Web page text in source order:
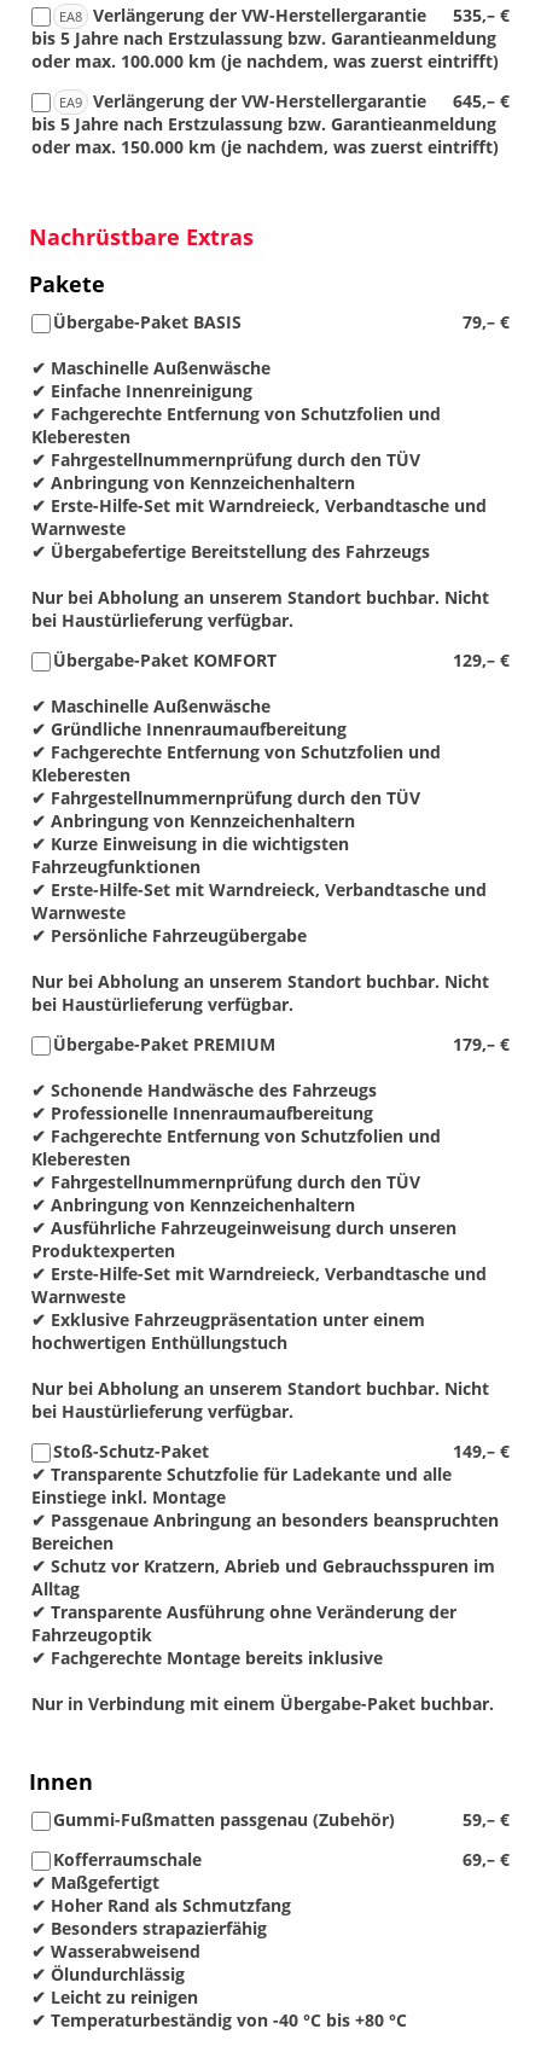
EA8 535,– €
Verlängerung der VW-Herstellergarantie
bis 5 Jahre nach Erstzulassung bzw. Garantieanmeldung
oder max. 100.000 km (je nachdem, was zuerst eintrifft)
EA9 645,– €
Verlängerung der VW-Herstellergarantie
bis 5 Jahre nach Erstzulassung bzw. Garantieanmeldung
oder max. 150.000 km (je nachdem, was zuerst eintrifft)
Nachrüstbare Extras
Pakete
79,– €
Übergabe-Paket BASIS
✔ Maschinelle Außenwäsche
✔ Einfache Innenreinigung
✔ Fachgerechte Entfernung von Schutzfolien und
Kleberesten
✔ Fahrgestellnummernprüfung durch den TÜV
✔ Anbringung von Kennzeichenhaltern
✔ Erste-Hilfe-Set mit Warndreieck, Verbandtasche und
Warnweste
✔ Übergabefertige Bereitstellung des Fahrzeugs
Nur bei Abholung an unserem Standort buchbar. Nicht
bei Haustürlieferung verfügbar.
129,– €
Übergabe-Paket KOMFORT
✔ Maschinelle Außenwäsche
✔ Gründliche Innenraumaufbereitung
✔ Fachgerechte Entfernung von Schutzfolien und
Kleberesten
✔ Fahrgestellnummernprüfung durch den TÜV
✔ Anbringung von Kennzeichenhaltern
✔ Kurze Einweisung in die wichtigsten
Fahrzeugfunktionen
✔ Erste-Hilfe-Set mit Warndreieck, Verbandtasche und
Warnweste
✔ Persönliche Fahrzeugübergabe
Nur bei Abholung an unserem Standort buchbar. Nicht
bei Haustürlieferung verfügbar.
179,– €
Übergabe-Paket PREMIUM
✔ Schonende Handwäsche des Fahrzeugs
✔ Professionelle Innenraumaufbereitung
✔ Fachgerechte Entfernung von Schutzfolien und
Kleberesten
✔ Fahrgestellnummernprüfung durch den TÜV
✔ Anbringung von Kennzeichenhaltern
✔ Ausführliche Fahrzeugeinweisung durch unseren
Produktexperten
✔ Erste-Hilfe-Set mit Warndreieck, Verbandtasche und
Warnweste
✔ Exklusive Fahrzeugpräsentation unter einem
hochwertigen Enthüllungstuch
Nur bei Abholung an unserem Standort buchbar. Nicht
bei Haustürlieferung verfügbar.
149,– €
Stoß-Schutz-Paket
✔ Transparente Schutzfolie für Ladekante und alle
Einstiege inkl. Montage
✔ Passgenaue Anbringung an besonders beanspruchten
Bereichen
✔ Schutz vor Kratzern, Abrieb und Gebrauchsspuren im
Alltag
✔ Transparente Ausführung ohne Veränderung der
Fahrzeugoptik
✔ Fachgerechte Montage bereits inklusive
Nur in Verbindung mit einem Übergabe-Paket buchbar.
Innen
59,– €
Gummi-Fußmatten passgenau (Zubehör)
69,– €
Kofferraumschale
✔ Maßgefertigt
✔ Hoher Rand als Schmutzfang
✔ Besonders strapazierfähig
✔ Wasserabweisend
✔ Ölundurchlässig
✔ Leicht zu reinigen
✔ Temperaturbeständig von -40 °C bis +80 °C